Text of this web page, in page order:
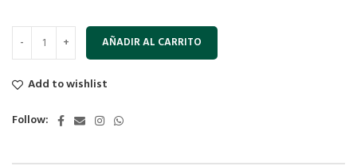
AÑADIR AL CARRITO
Add to wishlist
Follow: